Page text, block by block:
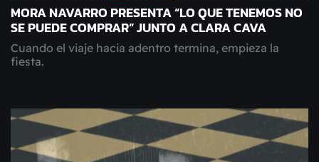
MORA NAVARRO PRESENTA “LO QUE TENEMOS NO
SE PUEDE COMPRAR” JUNTO A CLARA CAVA
Cuando el viaje hacia adentro termina, empieza la
fiesta.